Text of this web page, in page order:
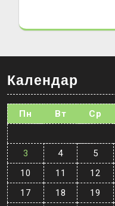
Календар
Пн Вт Ср
3
4 5
10
11 12
17
18 19